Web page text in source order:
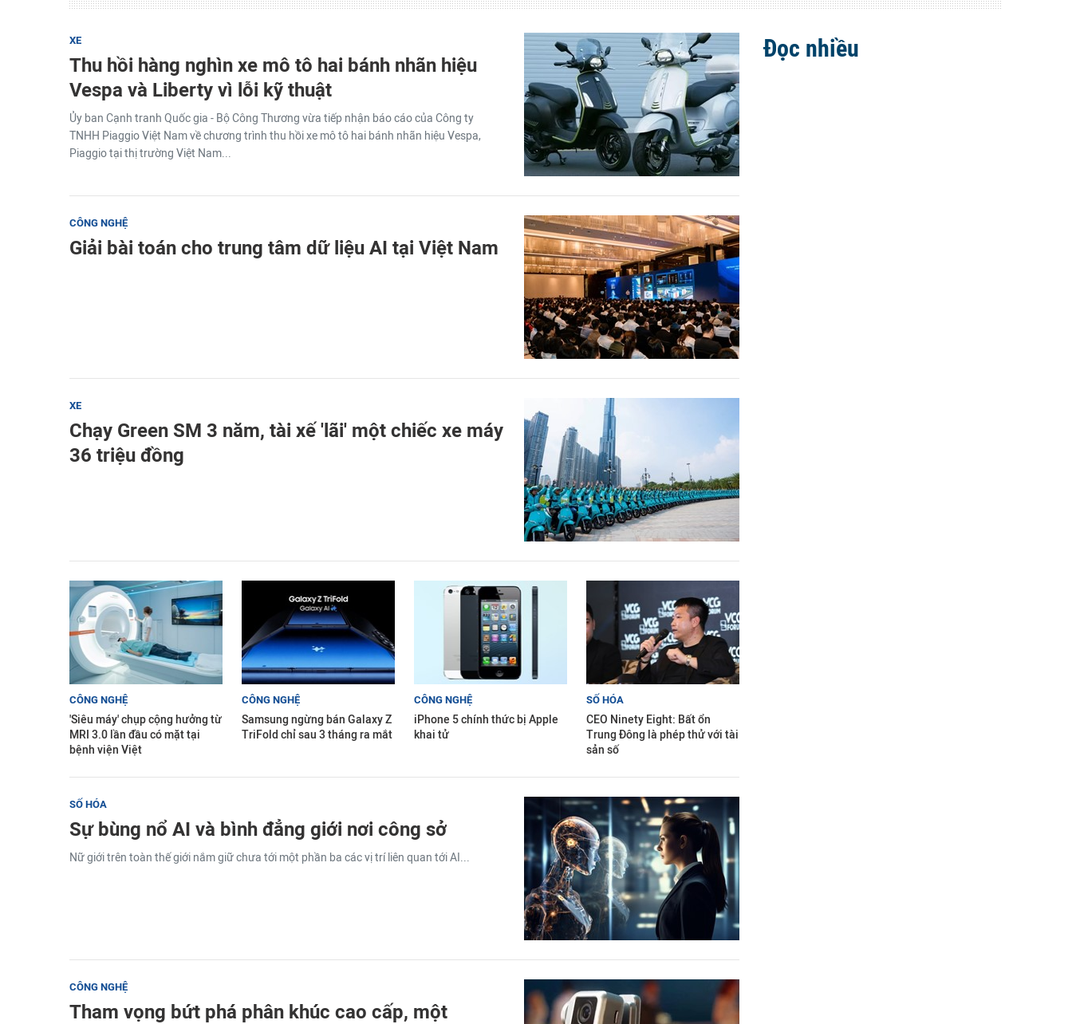
XE
Thu hồi hàng nghìn xe mô tô hai bánh nhãn hiệu
Vespa và Liberty vì lỗi kỹ thuật
Ủy ban Cạnh tranh Quốc gia - Bộ Công Thương vừa tiếp nhận báo cáo của Công ty
TNHH Piaggio Việt Nam về chương trình thu hồi xe mô tô hai bánh nhãn hiệu Vespa,
Piaggio tại thị trường Việt Nam...
CÔNG NGHỆ
Giải bài toán cho trung tâm dữ liệu AI tại Việt Nam
XE
Chạy Green SM 3 năm, tài xế 'lãi' một chiếc xe máy
36 triệu đồng
CÔNG NGHỆ
'Siêu máy' chụp cộng hưởng từ
MRI 3.0 lần đầu có mặt tại
bệnh viện Việt
CÔNG NGHỆ
Samsung ngừng bán Galaxy Z
TriFold chỉ sau 3 tháng ra mắt
CÔNG NGHỆ
iPhone 5 chính thức bị Apple
khai tử
SỐ HÓA
CEO Ninety Eight: Bất ổn
Trung Đông là phép thử với tài
sản số
SỐ HÓA
Sự bùng nổ AI và bình đẳng giới nơi công sở
Nữ giới trên toàn thế giới nắm giữ chưa tới một phần ba các vị trí liên quan tới AI...
CÔNG NGHỆ
Tham vọng bứt phá phân khúc cao cấp, một
Đọc nhiều